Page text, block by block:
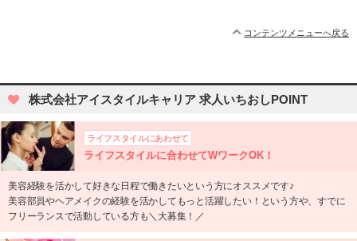
コンテンツメニューへ戻る
株式会社アイスタイルキャリア 求人いちおしPOINT
ライフスタイルにあわせて
ライフスタイルに合わせてWワークOK！
美容経験を活かして好きな日程で働きたいという方にオススメです♪
美容部員やヘアメイクの経験を活かしてもっと活躍したい！という方や、すでに
フリーランスで活動している方も＼大募集！／